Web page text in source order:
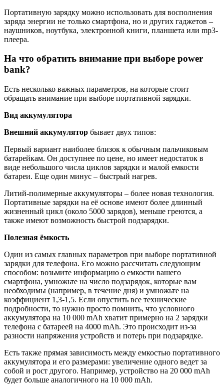
Портативную зарядку можно использовать для восполнения
заряда энергии не только смартфона, но и других гаджетов –
наушников, ноутбука, электронной книги, планшета или mp3-
плеера.
На что обратить внимание при выборе power
bank?
Есть несколько важных параметров, на которые стоит
обращать внимание при выборе портативной зарядки.
Вид аккумулятора
Внешний аккумулятор бывает двух типов:
Первый вариант наиболее близок к обычным пальчиковым
батарейкам. Он доступнее по цене, но имеет недостаток в
виде небольшого числа циклов зарядки и малой емкости
батареи. Еще один минус – быстрый нагрев.
Литий-полимерные аккумуляторы – более новая технология.
Портативные зарядки на её основе имеют более длинный
жизненный цикл (около 5000 зарядов), меньше греются, а
также имеют возможность быстрой подзарядки.
Полезная ёмкость
Один из самых главных параметров при выборе портативной
зарядки для телефона. Его можно рассчитать следующим
способом: возьмите информацию о емкости вашего
смартфона, умножьте на число подзарядок, которые вам
необходимы (например, в течение дня) и умножьте на
коэффициент 1,3-1,5. Если опустить все технические
подробности, то нужно просто помнить, что условного
аккумулятора на 10 000 mAh хватит примерно на 2 зарядки
телефона с батареей на 4000 mAh. Это происходит из-за
разности напряжения устройств и потерь при подзарядке.
Есть также прямая зависимость между емкостью портативного
аккумулятора и его размерами: увеличение одного ведет за
собой и рост другого. Например, устройство на 20 000 mAh
будет больше аналогичного на 10 000 mAh.